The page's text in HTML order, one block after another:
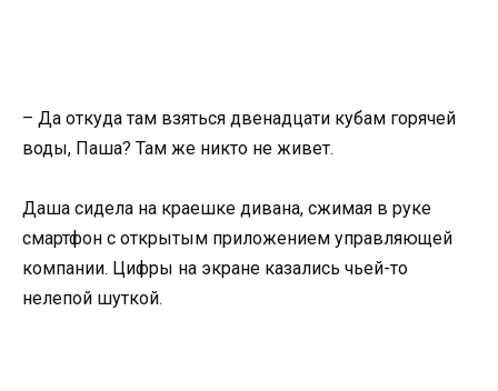
– Да откуда там взяться двенадцати кубам горячей
воды, Паша? Там же никто не живет.
Даша сидела на краешке дивана, сжимая в руке
смартфон с открытым приложением управляющей
компании. Цифры на экране казались чьей-то
нелепой шуткой.